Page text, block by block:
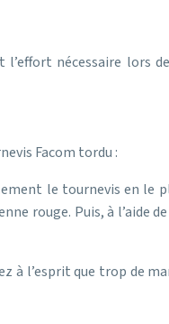
nécessaire lors
Facom tordu :
le tournevis en le
rouge. Puis, à l’aide
à l’esprit que trop de